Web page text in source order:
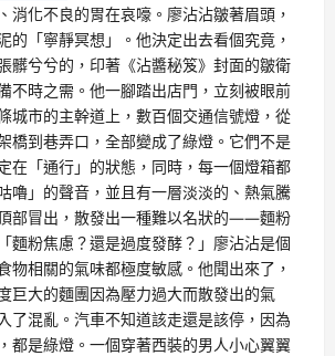
消化不良的胃在哀嚎。廖沾沾皺著眉頭，
的「寧靜冥想」。他決定出去看個究竟，
髒兮兮的，印著《沾醬秘笈》封面的皺衛
不時之需。他一腳踏出店門，立刻被眼前
城市的主幹道上，數百個交通信號燈，從
橋到巷弄口，全部變成了綠燈。它們不是
在「通行」的狀態，同時，每一個燈箱都
嚕」的聲音，並且有一層淡淡的、熱氣騰
部冒出，散發出一種難以名狀的——麵粉
麵粉焦慮？還是過度發酵？」廖沾沾是個
物相關的氣味都極度敏感。他聞出來了，
巨大的麵團因為壓力過大而散發出的氣
了混亂。汽車不知道該走還是該停，因為
都是綠燈。一個穿著西裝的男人小心翼翼